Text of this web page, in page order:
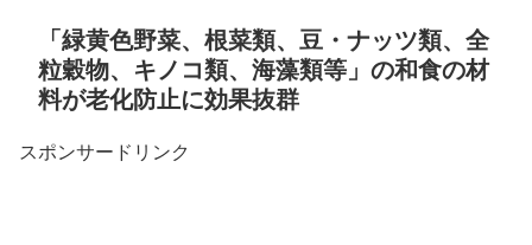
「緑黄色野菜、根菜類、豆・ナッツ類、全
粒穀物、キノコ類、海藻類等」の和食の材
料が老化防止に効果抜群
スポンサードリンク